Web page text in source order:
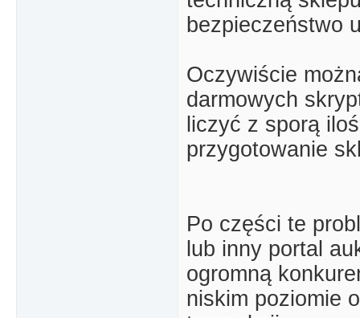
bezpieczeństwo
Oczywiście
darmowych
liczyć z sporą
przygotowanie
Po części te
lub inny portal
ogromną
niskim poziomie